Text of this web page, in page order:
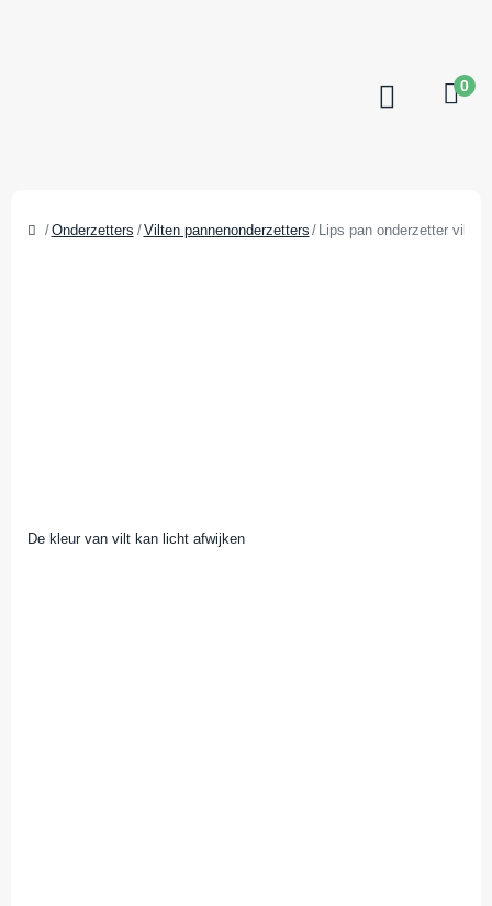
0
Onderzetters Vilten pannenonderzetters Lips pan onderzetter vilt
De kleur van vilt kan licht afwijken